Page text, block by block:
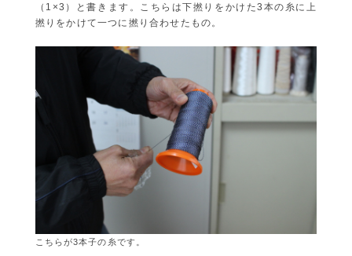
（1×3）と書きます。こちらは下撚りをかけた3本の糸に上
撚りをかけて一つに撚り合わせたもの。
こちらが3本子の糸です。